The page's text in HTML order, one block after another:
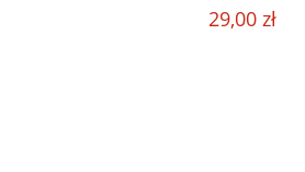
29,00 zł